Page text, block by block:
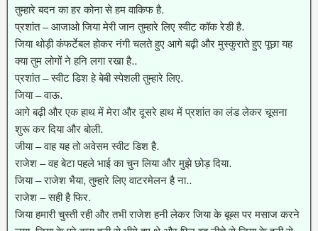
तुम्हारे बदन का हर कोना से हम वाकिफ है.
प्रशांत – आजाओ जिया मेरी जान तुम्हारे लिए स्वीट कॉक रेडी है.
जिया थोड़ी कंफर्टेबल होकर नंगी चलते हुए आगे बढ़ी और मुस्कुराते हुए पूछा यह
क्या तुम लोगों ने हनि लगा रखा है..
प्रशांत – स्वीट डिश हे बेबी स्पेशली तुम्हारे लिए.
जिया – वाऊ.
आगे बढ़ी और एक हाथ में मेरा और दूसरे हाथ में प्रशांत का लंड लेकर चूसना
शुरू कर दिया और बोली.
जीया – वाह यह तो अवेसम स्वीट डिश है.
राजेश – वह बेटा पहले भाई का चुन लिया और मुझे छोड़ दिया.
जिया – राजेश भैया, तुम्हारे लिए वाटरमेलन है ना..
राजेश – सही है फिर.
जिया हमारी चुस्ती रही और तभी राजेश हनी लेकर जिया के बूब्स पर मसाज करने